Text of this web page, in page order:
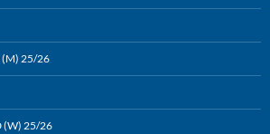
(M) 25/26
(W) 25/26